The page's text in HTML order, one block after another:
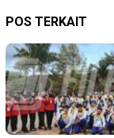
POS TERKAIT